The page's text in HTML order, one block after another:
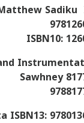
Sadiku
ISBN10:
Sawhney